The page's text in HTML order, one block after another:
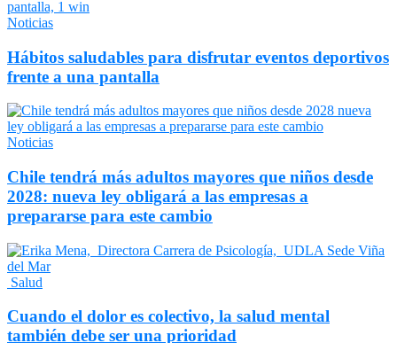
Noticias
Hábitos saludables para disfrutar eventos deportivos
frente a una pantalla
Noticias
Chile tendrá más adultos mayores que niños desde
2028: nueva ley obligará a las empresas a
prepararse para este cambio
Salud
Cuando el dolor es colectivo, la salud mental
también debe ser una prioridad